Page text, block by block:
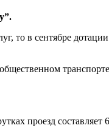
то в сентябре
проезд